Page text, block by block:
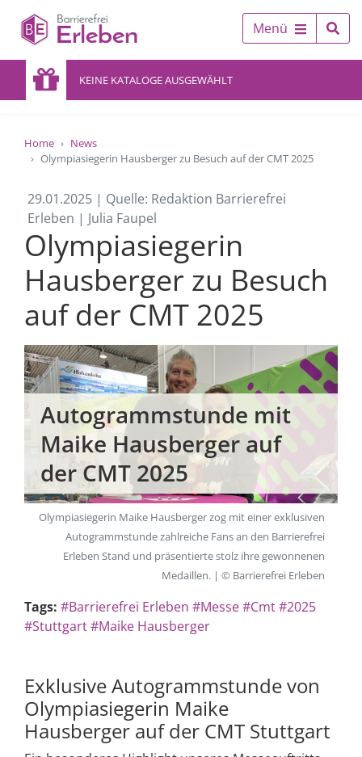
Menü
KEINE KATALOGE AUSGEWÄHLT
Home
News
Olympiasiegerin Hausberger zu Besuch auf der CMT 2025
29.01.2025 | Quelle: Redaktion Barrierefrei
Erleben | Julia Faupel
Olympiasiegerin
Hausberger zu Besuch
auf der CMT 2025
Autogrammstunde mit
Maike Hausberger auf
der CMT 2025
Olympiasiegerin Maike Hausberger zog mit einer exklusiven
Autogrammstunde zahlreiche Fans an den Barrierefrei
Erleben Stand und präsentierte stolz ihre gewonnenen
Medaillen. | © Barrierefrei Erleben
Tags: #Barrierefrei Erleben #Messe#Cmt#2025
#Stuttgart#Maike Hausberger
Exklusive Autogrammstunde von
Olympiasiegerin Maike
Hausberger auf der CMT Stuttgart